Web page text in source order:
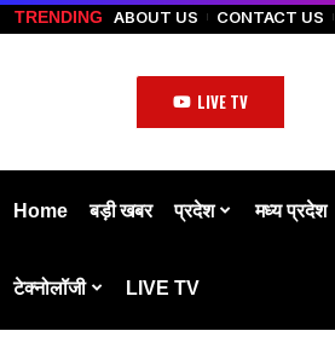
TRENDING ABOUT US CONTACT US
LIVE TV
Home बड़ी खबर प्रदेश मध्य प्रदेश
टेक्नोलॉजी LIVE TV